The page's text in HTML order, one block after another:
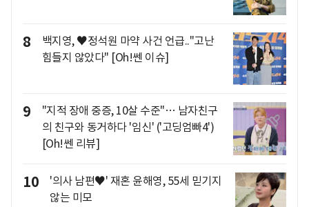
8
백지영, ♥정석원 마약 사건 언급.."고난
힘들지 않았다" [Oh!쎈 이슈]
9
"지적 장애 중증, 10살 수준"… 남자친구
의 친구와 동거하다 '임신' ('고딩엄빠4')
[Oh!쎈 리뷰]
10
'의사 남편♥' 재혼 윤해영, 55세 믿기지
않는 미모